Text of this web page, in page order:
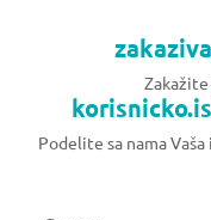
Podelite sa nama